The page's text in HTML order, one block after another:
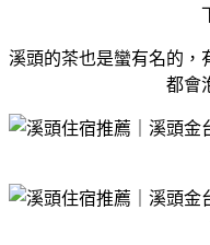
溪頭的茶也是蠻有名的，
都會